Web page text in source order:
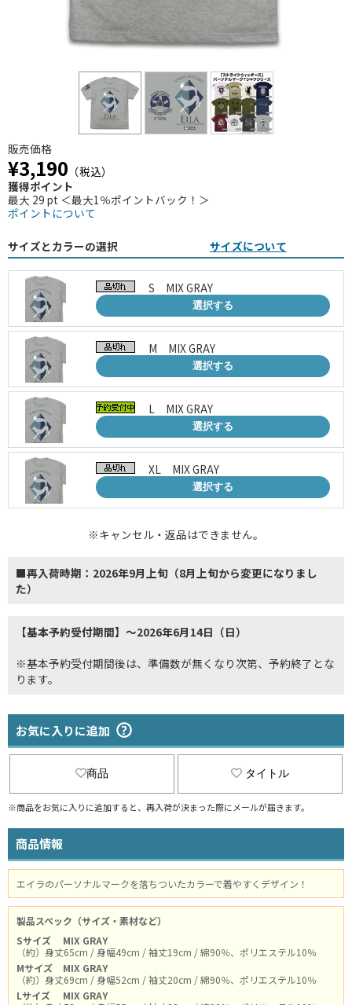
販売価格
¥3,190 （税込）
獲得ポイント
最大 29 pt ＜最大1％ポイントバック！＞
ポイントについて
サイズとカラーの選択 サイズについて
S MIX GRAY
選択する
M MIX GRAY
選択する
L MIX GRAY
選択する
XL MIX GRAY
選択する
※キャンセル・返品はできません。
■再入荷時期：2026年9月上旬（8月上旬から変更になりまし
た）
【基本予約受付期間】～2026年6月14日（日）
※基本予約受付期間後は、準備数が無くなり次第、予約終了とな
ります。
お気に入りに追加
商品 タイトル
※商品をお気に入りに追加すると、再入荷が決まった際にメールが届きます。
商品情報
エイラのパーソナルマークを落ちついたカラーで着やすくデザイン！
製品スペック（サイズ・素材など）
Sサイズ
MIX GRAY
（約）身丈65cm / 身幅49cm / 袖丈19cm / 綿90％、ポリエステル10％
Mサイズ
MIX GRAY
（約）身丈69cm / 身幅52cm / 袖丈20cm / 綿90％、ポリエステル10％
Lサイズ
MIX GRAY